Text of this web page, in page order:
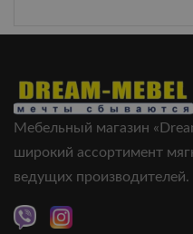
Мебельный магазин
широкий ассортимент
ведущих производителей.